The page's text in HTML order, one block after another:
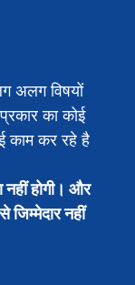
अलग विषयों
का कोई
काम कर रहे है
होगी। और
नहीं